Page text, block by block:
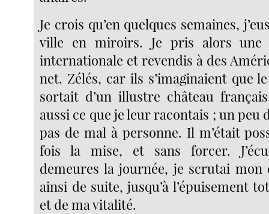
Je crois qu’en quelques semaines,
ville en miroirs. Je pris alors une
internationale et revendis à des
net. Zélés, car ils s’imaginaient que
sortait d’un illustre château
aussi ce que je leur racontais ; un peu
pas de mal à personne. Il m’était
fois la mise, et sans forcer.
demeures la journée, je scrutai
ainsi de suite, jusqu’à l’épuisement
et de ma vitalité.